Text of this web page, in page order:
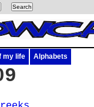
my life Alphabets